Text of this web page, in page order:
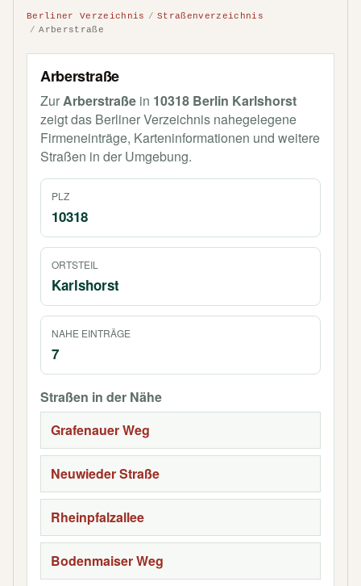
Berliner Verzeichnis
Straßenverzeichnis
Arberstraße
Arberstraße
ZurArberstraße in 10318 Berlin Karlshorst
zeigt das Berliner Verzeichnis nahegelegene
Firmeneinträge, Karteninformationen und weitere
Straßen in der Umgebung.
PLZ
10318
ORTSTEIL
Karlshorst
NAHE EINTRÄGE
7
Straßen in der Nähe
Grafenauer Weg
Neuwieder Straße
Rheinpfalzallee
Bodenmaiser Weg